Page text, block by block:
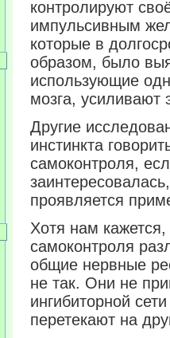
контролируют
импульсивным
которые в
образом, было
использующие
мозга, усиливают
Другие
инстинкта
самоконтроля,
проявляется
Хотя нам
самоконтроля
общие нервные
не так. Они не
ингибиторной
перетекают на